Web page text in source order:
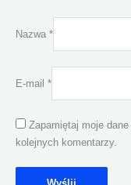
Nazwa *
E-mail *
Zapamiętaj moje
kolejnych komentarzy.